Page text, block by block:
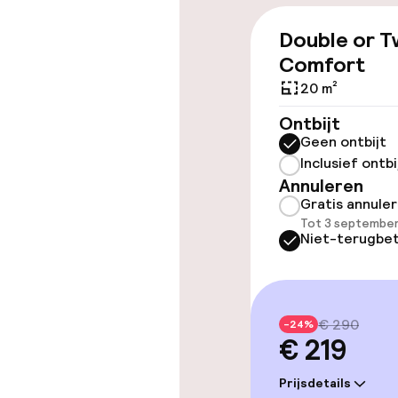
Overal
Lift
Zwemmen &
Entertainment
Double or
Comfort
20 m²
Ontbijt
Geen ontbijt
Inclusief
Annuleren
Gratis
Tot 3
Niet-
-24% € 290
€ 219
Prijsdetails